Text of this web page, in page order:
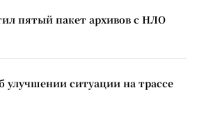
пятый пакет архивов с НЛО
улучшении ситуации на трассе